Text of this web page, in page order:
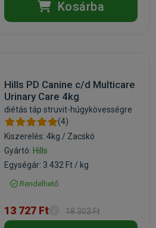
Kosárba
Hills PD Canine c/d Multicare
Urinary Care 4kg
diétás táp struvit-húgykövességre
(4)
Kiszerelés: 4kg / Zacskó
Gyártó: Hills
Egységár: 3 432 Ft / kg
Rendelhető
13 727 Ft 18 303 Ft